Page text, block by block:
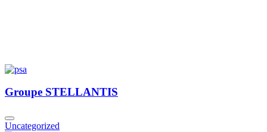
Groupe STELLANTIS
Uncategorized